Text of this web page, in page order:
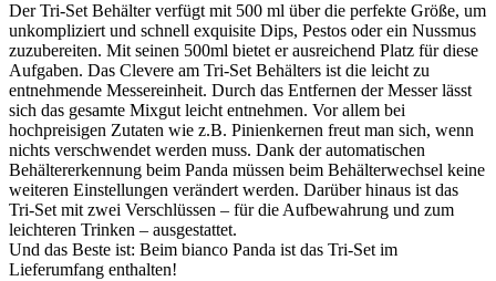
Der Tri-Set Behälter verfügt mit 500 ml über die perfekte Größe, um
unkompliziert und schnell exquisite Dips, Pestos oder ein Nussmus
zuzubereiten. Mit seinen 500ml bietet er ausreichend Platz für diese
Aufgaben. Das Clevere am Tri-Set Behälters ist die leicht zu
entnehmende Messereinheit. Durch das Entfernen der Messer lässt
sich das gesamte Mixgut leicht entnehmen. Vor allem bei
hochpreisigen Zutaten wie z.B. Pinienkernen freut man sich, wenn
nichts verschwendet werden muss. Dank der automatischen
Behältererkennung beim Panda müssen beim Behälterwechsel keine
weiteren Einstellungen verändert werden. Darüber hinaus ist das
Tri-Set mit zwei Verschlüssen – für die Aufbewahrung und zum
leichteren Trinken – ausgestattet.
Und das Beste ist: Beim bianco Panda ist das Tri-Set im
Lieferumfang enthalten!